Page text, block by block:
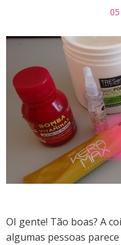
OI gente! Tão boas? A
algumas pessoas